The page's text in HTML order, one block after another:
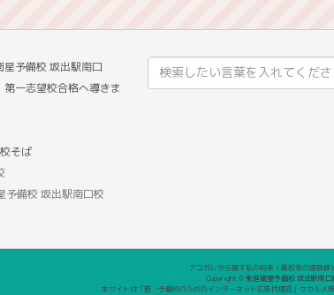
予備校 坂出駅南口
一志望校合格へ導きま
そば
予備校 坂出駅南口校
索
アコガレから探す私の将来！高校生の進路探
Copyright © 東進衛星予備校 坂出駅南
本サイトは「塾・予備校のためのインターネット広告代理店」ウカルメ